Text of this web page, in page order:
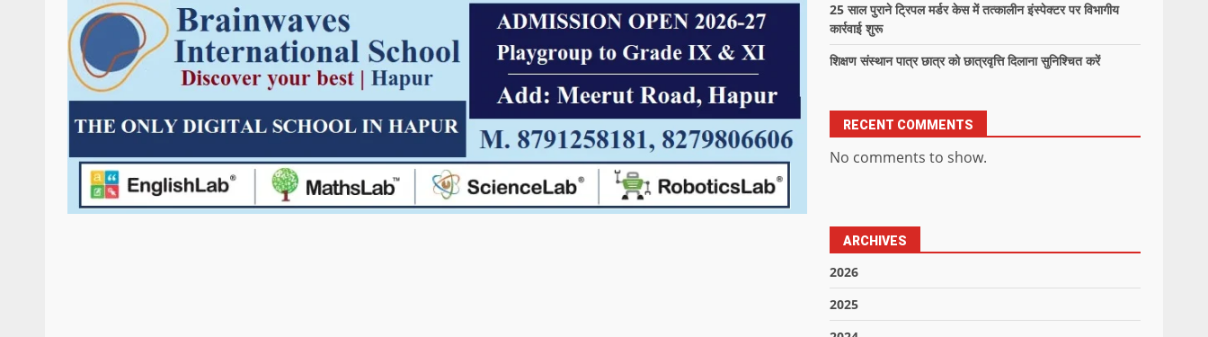
25 साल पुराने ट्रिपल मर्डर केस में तत्कालीन इंस्पेक्टर पर विभागीय
कार्रवाई शुरू
शिक्षण संस्थान पात्र छात्र को छात्रवृत्ति दिलाना सुनिश्चित करें
RECENT COMMENTS
No comments to show.
ARCHIVES
2026
2025